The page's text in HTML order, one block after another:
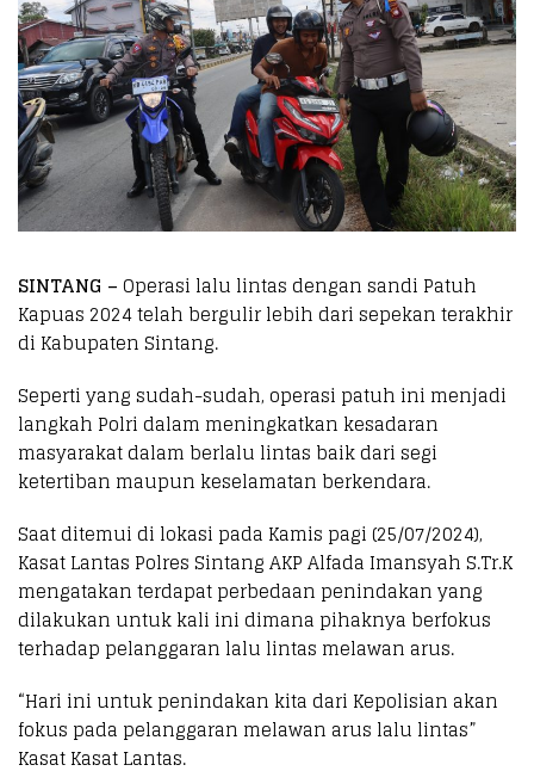
SINTANG –Operasi lalu lintas dengan sandi Patuh
Kapuas 2024 telah bergulir lebih dari sepekan terakhir
di Kabupaten Sintang.
Seperti yang sudah-sudah, operasi patuh ini menjadi
langkah Polri dalam meningkatkan kesadaran
masyarakat dalam berlalu lintas baik dari segi
ketertiban maupun keselamatan berkendara.
Saat ditemui di lokasi pada Kamis pagi (25/07/2024),
Kasat Lantas Polres Sintang AKP Alfada Imansyah S.Tr.K
mengatakan terdapat perbedaan penindakan yang
dilakukan untuk kali ini dimana pihaknya berfokus
terhadap pelanggaran lalu lintas melawan arus.
“Hari ini untuk penindakan kita dari Kepolisian akan
fokus pada pelanggaran melawan arus lalu lintas”
Kasat Kasat Lantas.